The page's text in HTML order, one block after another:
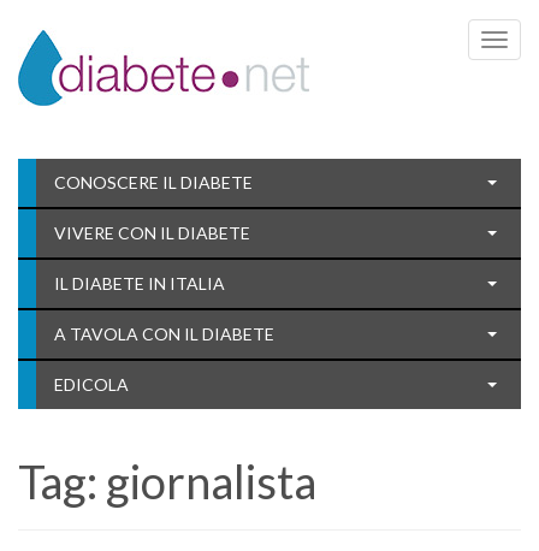
Toggle
CONOSCERE IL DIABETE
VIVERE CON IL DIABETE
IL DIABETE IN ITALIA
A TAVOLA CON IL DIABETE
EDICOLA
Tag: giornalista